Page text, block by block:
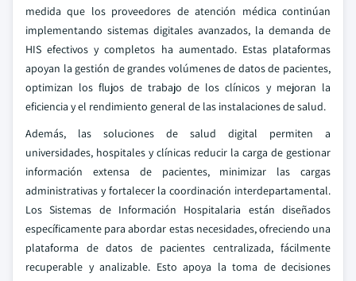
medida que los proveedores de atención médica continúan
implementando sistemas digitales avanzados, la demanda de
HIS efectivos y completos ha aumentado. Estas plataformas
apoyan la gestión de grandes volúmenes de datos de pacientes,
optimizan los flujos de trabajo de los clínicos y mejoran la
eficiencia y el rendimiento general de las instalaciones de salud.
Además, las soluciones de salud digital permiten a
universidades, hospitales y clínicas reducir la carga de gestionar
información extensa de pacientes, minimizar las cargas
administrativas y fortalecer la coordinación interdepartamental.
Los Sistemas de Información Hospitalaria están diseñados
específicamente para abordar estas necesidades, ofreciendo una
plataforma de datos de pacientes centralizada, fácilmente
recuperable y analizable. Esto apoya la toma de decisiones